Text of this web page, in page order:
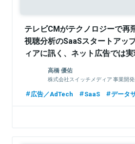
テレビCMがテクノロジーで再
視聴分析のSaaSスタートアッ
ィアに訊く、ネット広告では
ビCMの魅力
高橋 優佑
株式会社スイッチメディア 事業開
広告／AdTech SaaS データ